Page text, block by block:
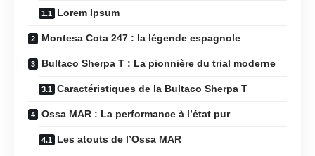
Lorem Ipsum
Montesa Cota 247 : la légende espagnole
Bultaco Sherpa T : La pionnière du trial moderne
Caractéristiques de la Bultaco Sherpa T
Ossa MAR : La performance à l’état pur
Les atouts de l’Ossa MAR